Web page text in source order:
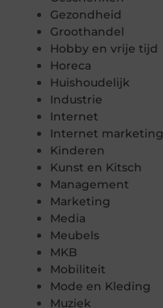
Gezondheid
Groothandel
Hobby en vrije tijd
Horeca
Huishoudelijk
Industrie
Internet
Internet marketing
Kinderen
Kunst en Kitsch
Management
Marketing
Media
Meubels
MKB
Mobiliteit
Mode en Kleding
Muziek